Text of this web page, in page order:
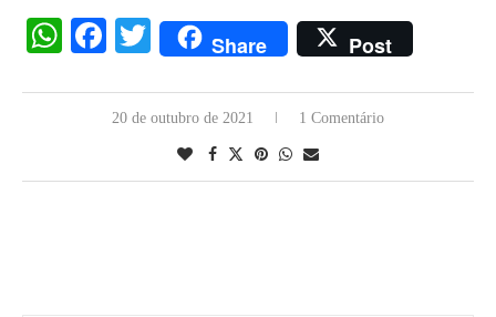
WhatsApp
Facebook
Twitter
Share Post
20 de outubro de 2021 1 Comentário